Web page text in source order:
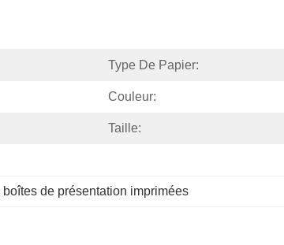
Type De Papier:
Couleur:
Taille:
boîtes de présentation imprimées